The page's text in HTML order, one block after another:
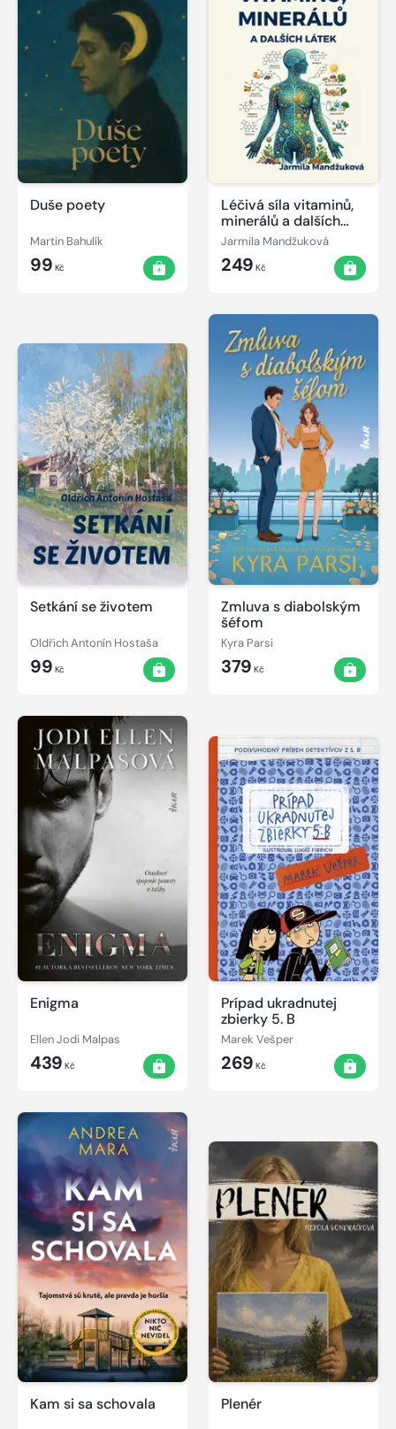
Duše poety
Martin Bahulík
99 Kč
Léčivá síla vitaminů,
minerálů a dalších
látek
Jarmila Mandžuková
249 Kč
Setkání se životem
Oldřich Antonín Hostaša
99 Kč
Zmluva s diabolským
šéfom
Kyra Parsi
379 Kč
Enigma
Ellen Jodi Malpas
439 Kč
Prípad ukradnutej
zbierky 5. B
Marek Vešper
269 Kč
Kam si sa schovala Plenér